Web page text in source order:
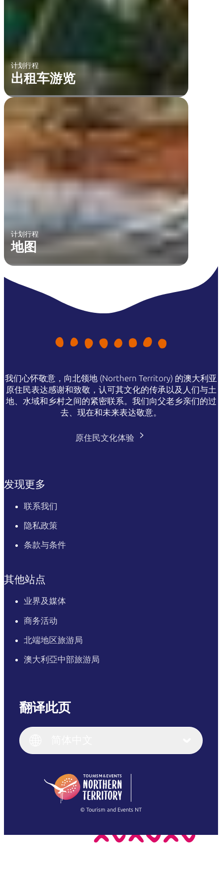
计划行程
出租车游览
计划行程
地图
我们心怀敬意，向北领地 (Northern Territory) 的澳大利亚
原住民表达感谢和致敬，认可其文化的传承以及人们与土
地、水域和乡村之间的紧密联系。我们向父老乡亲们的过
去、现在和未来表达敬意。
原住民文化体验
发现更多
联系我们
隐私政策
条款与条件
其他站点
业界及媒体
商务活动
北端地区旅游局
澳大利亞中部旅游局
翻译此页
English (US)
English
(Singapore)
Français
繁體中文
© Tourism and Events NT